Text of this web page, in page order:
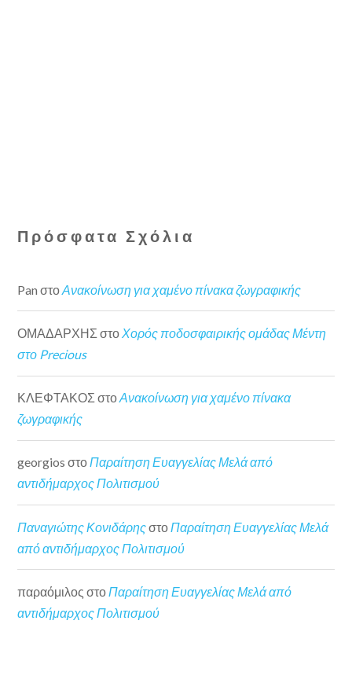
Πρόσφατα Σχόλια
Pan στοΑνακοίνωση για χαμένο πίνακα ζωγραφικής
ΟΜΑΔΑΡΧΗΣ στοΧορός ποδοσφαιρικής ομάδας Μέντη
στο Precious
ΚΛΕΦΤΑΚΟΣ στοΑνακοίνωση για χαμένο πίνακα
ζωγραφικής
georgios στοΠαραίτηση Ευαγγελίας Μελά από
αντιδήμαρχος Πολιτισμού
Παναγιώτης Κονιδάρηςστο Παραίτηση Ευαγγελίας Μελά
από αντιδήμαρχος Πολιτισμού
παραόμιλος στο Παραίτηση Ευαγγελίας Μελά από
αντιδήμαρχος Πολιτισμού